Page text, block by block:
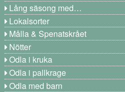
Lång säsong med…
Lokalsorter
Målla & Spenatskrået
Nötter
Odla i kruka
Odla i pallkrage
Odla med barn